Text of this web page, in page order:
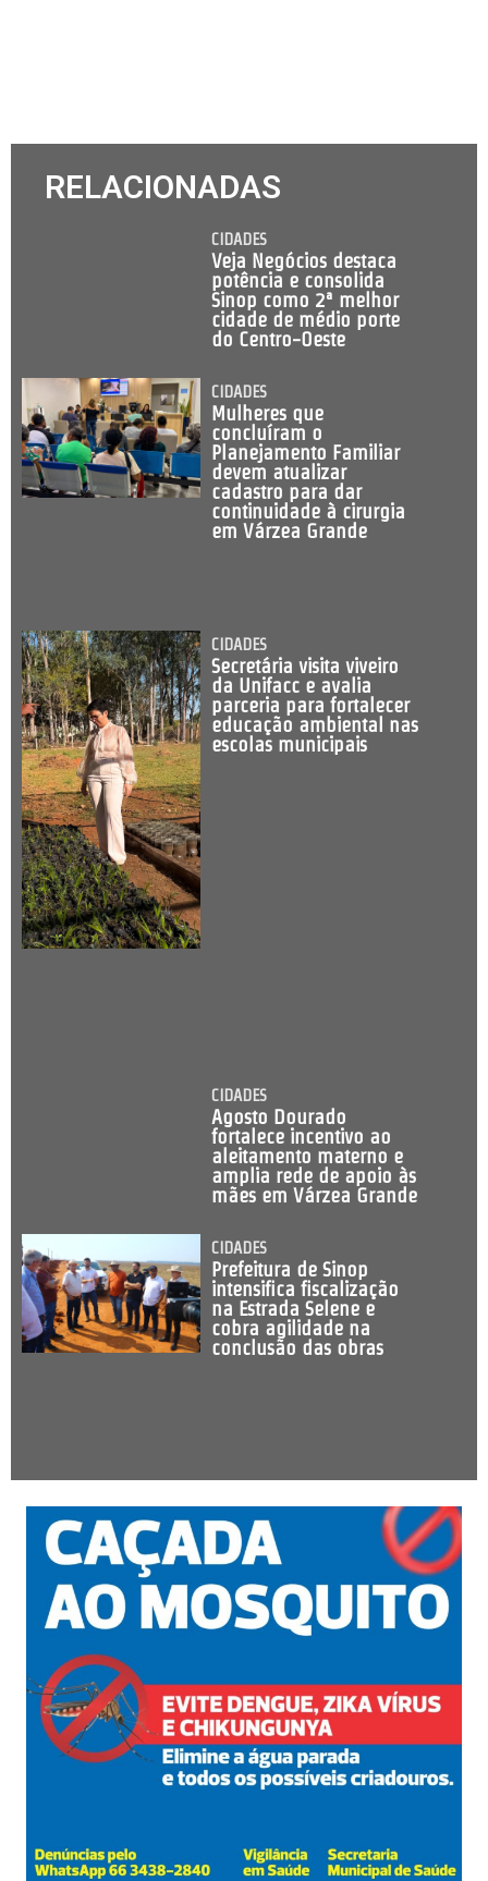
RELACIONADAS
CIDADES
Veja Negócios destaca
potência e consolida
Sinop como 2ª melhor
cidade de médio porte
do Centro-Oeste
CIDADES
Mulheres que
concluíram o
Planejamento Familiar
devem atualizar
cadastro para dar
continuidade à cirurgia
em Várzea Grande
CIDADES
Secretária visita viveiro
da Unifacc e avalia
parceria para fortalecer
educação ambiental nas
escolas municipais
CIDADES
Agosto Dourado
fortalece incentivo ao
aleitamento materno e
amplia rede de apoio às
mães em Várzea Grande
CIDADES
Prefeitura de Sinop
intensifica fiscalização
na Estrada Selene e
cobra agilidade na
conclusão das obras